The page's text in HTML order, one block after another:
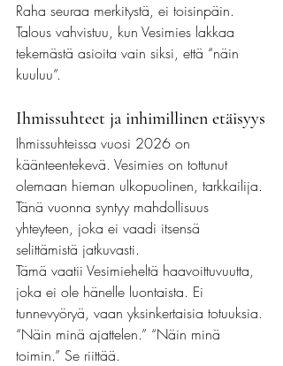
Raha seuraa merkitystä, ei toisinpäin.
Talous vahvistuu, kun Vesimies lakkaa
tekemästä asioita vain siksi, että “näin
kuuluu”.
Ihmissuhteet ja inhimillinen etäisyys
Ihmissuhteissa vuosi 2026 on
käänteentekevä. Vesimies on tottunut
olemaan hieman ulkopuolinen, tarkkailija.
Tänä vuonna syntyy mahdollisuus
yhteyteen, joka ei vaadi itsensä
selittämistä jatkuvasti.
Tämä vaatii Vesimieheltä haavoittuvuutta,
joka ei ole hänelle luontaista. Ei
tunnevyöryä, vaan yksinkertaisia totuuksia.
“Näin minä ajattelen.” “Näin minä
toimin.” Se riittää.